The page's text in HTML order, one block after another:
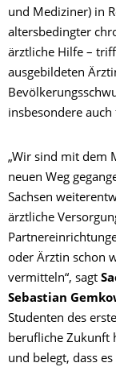
und Mediziner) in
altersbedingter
ärztliche Hilfe –
ausgebildeten
insbesondere auch
„Wir sind mit dem
neuen Weg
Sachsen
ärztliche
oder Ärztin schon
vermitteln“, sagt
Sebastian
Studenten des
berufliche Zukunft
und belegt, dass